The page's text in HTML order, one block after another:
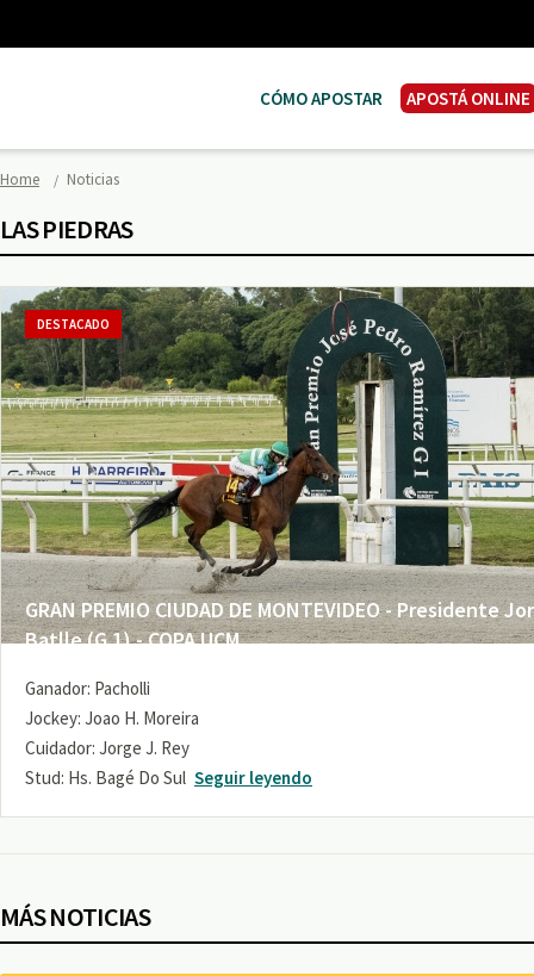
CÓMO APOSTAR APOSTÁ ONLINE
Home Noticias
LAS PIEDRAS
GRAN PREMIO CIUDAD DE MONTEVIDEO - Presidente
Batlle (G 1) - COPA UCM
DESTACADO
Ganador: Pacholli
Jockey: Joao H. Moreira
Cuidador: Jorge J. Rey
Stud: Hs. Bagé Do Sul Seguir leyendo
MÁS NOTICIAS